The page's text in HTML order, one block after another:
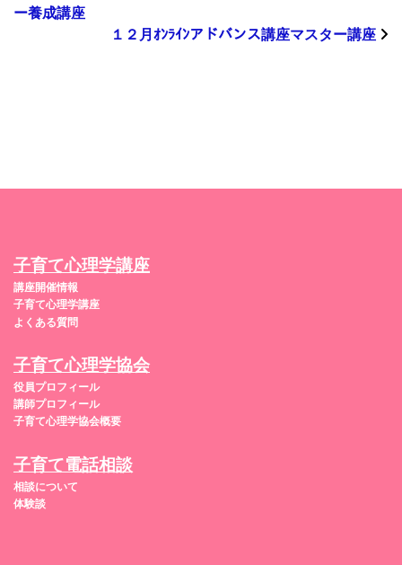
ー養成講座
１２月ｵﾝﾗｲﾝアドバンス講座マスター講座
子育て心理学講座
講座開催情報
子育て心理学講座
よくある質問
子育て心理学協会
役員プロフィール
講師プロフィール
子育て心理学協会概要
子育て電話相談
相談について
体験談